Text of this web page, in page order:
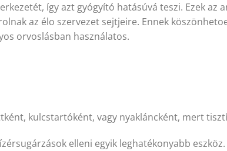
így azt gyógyító hatásúvá teszi. Ezek az
az élo szervezet sejtjeire. Ennek
orvoslásban használatos.
kulcstartóként, vagy nyakláncként, mert
elleni egyik leghatékonyabb